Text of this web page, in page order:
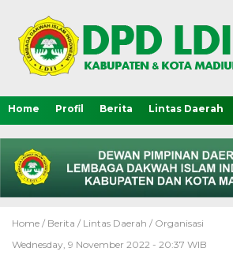
Home Profil Berita Lintas Daerah
Home / Berita / Lintas Daerah / Organisasi
Wednesday, 9 November 2022 - 20:37 WIB